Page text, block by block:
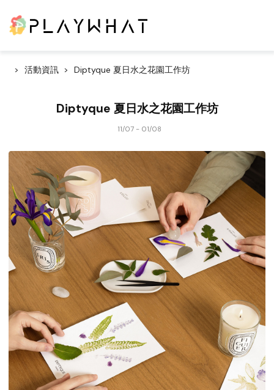
活動資訊 Diptyque 夏日水之花園工作坊
Diptyque 夏日水之花園工作坊
11/07 - 01/08